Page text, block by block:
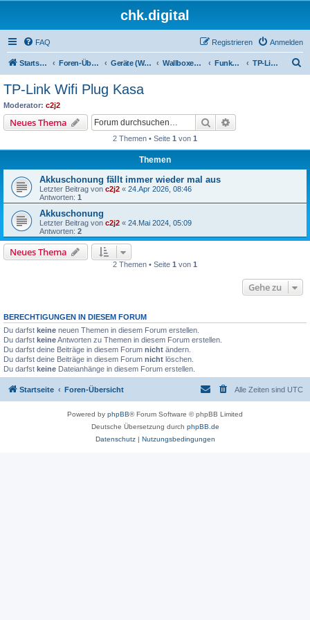
chk.digital
FAQ Anmelden
Registrieren
Startseite Foren-Übersicht Geräte (Wallboxen, Stromquellen, Autos) Wallboxen & Funkschalter Funkschalter TP-Link Wifi Plug Kasa
TP-Link Wifi Plug Kasa
Moderator: c2j2
Neues Thema Suche
2 Themen • Seite 1 von 1
Themen
Akkuschonung fällt immer wieder mal aus
Letzter Beitrag von c2j2 « 24.Apr 2026, 08:46
Antworten: 1
Akkuschonung
Letzter Beitrag von c2j2 « 24.Mai 2024, 05:09
Antworten: 2
Neues Thema
2 Themen • Seite 1 von 1
Gehe zu
BERECHTIGUNGEN IN DIESEM FORUM
Du darfst keine neuen Themen in diesem Forum erstellen.
Du darfst keineAntworten zu Themen in diesem Forum erstellen.
Du darfst deine Beiträge in diesem Forum nicht ändern.
Du darfst deine Beiträge in diesem Forum nicht löschen.
Du darfst keine Dateianhänge in diesem Forum erstellen.
Startseite Foren-Übersicht Alle Zeiten sind UTC
Powered by phpBB® Forum Software © phpBB Limited
Deutsche Übersetzung durch phpBB.de
Datenschutz| Nutzungsbedingungen